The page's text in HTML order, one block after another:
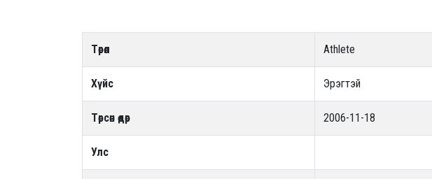
Төрөл Athlete
Хүйс Эрэгтэй
Төрсөн өдөр 2006-11-18
Улс